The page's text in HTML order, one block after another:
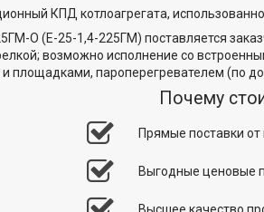
КПД котлоагрегата,
О (Е-25-1,4-225ГМ) поставляется
возможно исполнение со
площадками, пароперегревателем (по
Почему
Прямые поставки от
Выгодные ценовые